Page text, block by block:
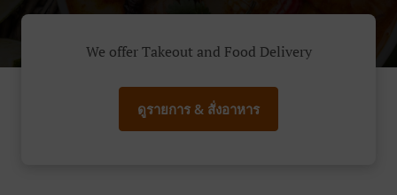
We offer Takeout and Food Delivery
ดูรายการ & สั่งอาหาร